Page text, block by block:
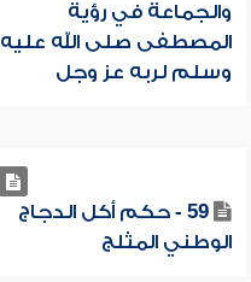
والجماعة في رؤية
المصطفى صلى الله عليه
وسلم لربه عز وجل
59 - حكم أكل الدجاج
الوطني المثلج